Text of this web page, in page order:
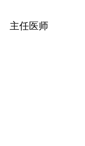
主任医师